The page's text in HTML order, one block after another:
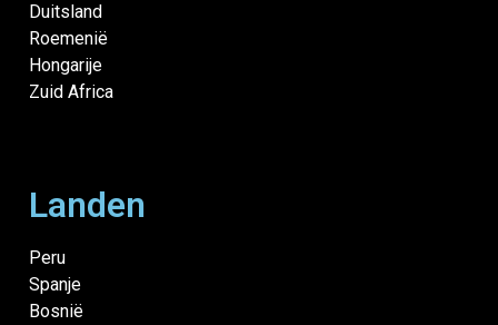
Duitsland
Roemenië
Hongarije
Zuid Africa
Landen
Peru
Spanje
Bosnië